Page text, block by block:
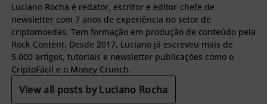
Luciano Rocha é redator, escritor e editor-chefe de
newsletter com 7 anos de experiência no setor de
criptomoedas. Tem formação em produção de conteúdo pela
Rock Content. Desde 2017, Luciano já escreveu mais de
5.000 artigos, tutoriais e newsletter publicações como o
CriptoFácil e o Money Crunch.
View all posts by Luciano Rocha